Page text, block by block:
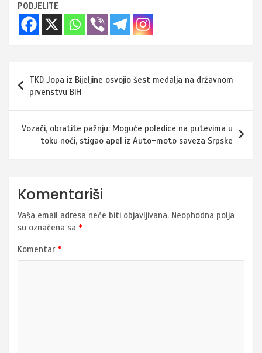
PODJELITE
Navigacija
članaka
TKD Jopa iz Bijeljine osvojio šest medalja na državnom
prvenstvu BiH
Vozači, obratite pažnju: Moguće poledice na putevima u
toku noći, stigao apel iz Auto-moto saveza Srpske
Komentariši
Vaša email adresa neće biti objavljivana. Neophodna polja
su označena sa *
Komentar *